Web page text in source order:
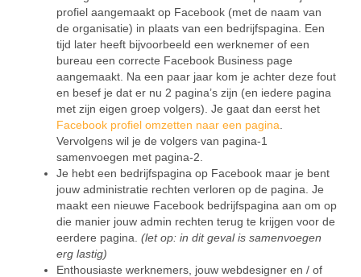
profiel aangemaakt op Facebook (met de naam van
de organisatie) in plaats van een bedrijfspagina. Een
tijd later heeft bijvoorbeeld een werknemer of een
bureau een correcte Facebook Business page
aangemaakt. Na een paar jaar kom je achter deze fout
en besef je dat er nu 2 pagina’s zijn (en iedere pagina
met zijn eigen groep volgers). Je gaat dan eerst het
Facebook profiel omzetten naar een pagina
Vervolgens wil je de volgers van pagina-1
samenvoegen met pagina-2.
Je hebt een bedrijfspagina op Facebook maar je bent
jouw administratie rechten verloren op de pagina. Je
maakt een nieuwe Facebook bedrijfspagina aan om op
die manier jouw admin rechten terug te krijgen voor de
eerdere pagina. (let op: in dit geval is samenvoegen
erg lastig)
Enthousiaste werknemers, jouw webdesigner en / of